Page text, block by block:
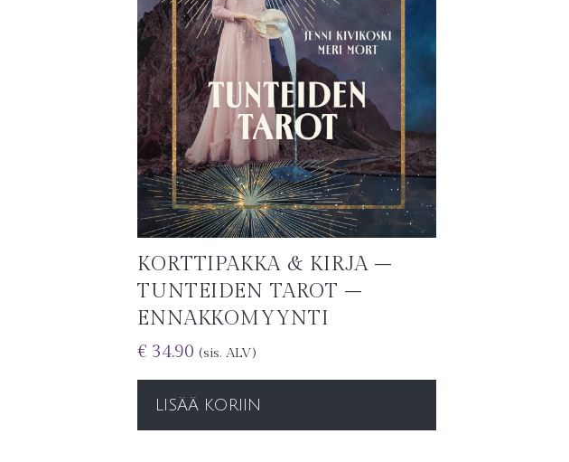
KORTTIPAKKA & KIRJA –
TUNTEIDEN TAROT –
ENNAKKOMYYNTI
€ 34.90 (sis. ALV)
LISÄÄ KORIIN